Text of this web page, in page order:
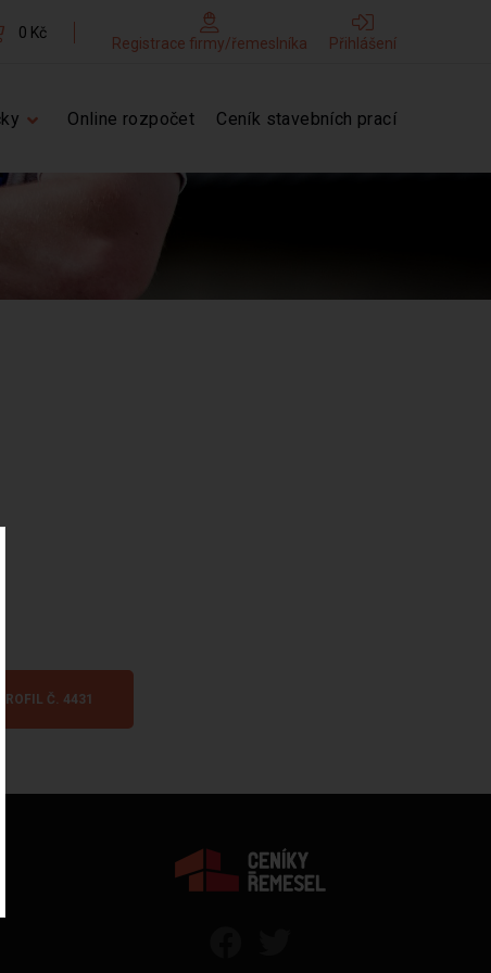
0 Kč
Registrace firmy/řemeslníka Přihlášení
Online rozpočet Ceník stavebních prací
Č. 4431